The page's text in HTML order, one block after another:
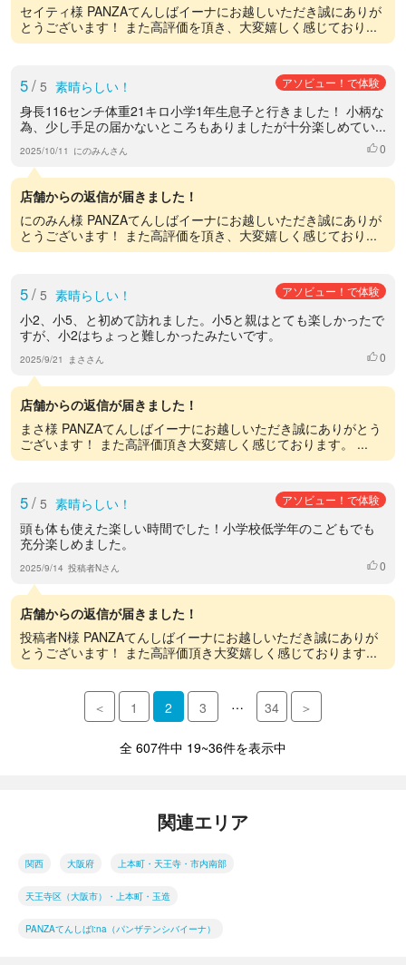
セイティ様 PANZAてんしばイーナにお越しいただき誠にありが
とうございます！ また高評価を頂き、大変嬉しく感じており...
5/ 5 素晴らしい！ アソビュー！で体験
身長116センチ体重21キロ小学1年生息子と行きました！ 小柄な
為、少し手足の届かないところもありましたが十分楽しめてい...
2025/10/11 にのみんさん いいね
0
店舗からの返信が届きました！
にのみん様 PANZAてんしばイーナにお越しいただき誠にありが
とうございます！ また高評価を頂き、大変嬉しく感じており...
5/ 5 素晴らしい！ アソビュー！で体験
小2、小5、と初めて訪れました。小5と親はとても楽しかったで
すが、小2はちょっと難しかったみたいです。
2025/9/21 まささん いいね
0
店舗からの返信が届きました！
まさ様 PANZAてんしばイーナにお越しいただき誠にありがとう
ございます！ また高評価頂き大変嬉しく感じております。 ...
5/ 5 素晴らしい！ アソビュー！で体験
頭も体も使えた楽しい時間でした！小学校低学年のこどもでも
充分楽しめました。
2025/9/14 投稿者Nさん いいね
0
店舗からの返信が届きました！
投稿者N様 PANZAてんしばイーナにお越しいただき誠にありが
とうございます！ また高評価頂き大変嬉しく感じております...
＜ 1 2 3 … 34 ＞
全 607件中 19~36件を表示中
関連エリア
関西 大阪府 上本町・天王寺・市内南部
天王寺区（大阪市）・上本町・玉造
PANZAてんしばi:na（パンザテンシバイーナ）